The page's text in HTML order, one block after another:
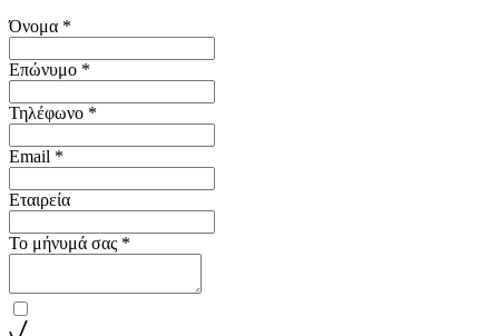
Όνομα *
Επώνυμο *
Τηλέφωνο *
Email *
Εταιρεία
Το μήνυμά σας *